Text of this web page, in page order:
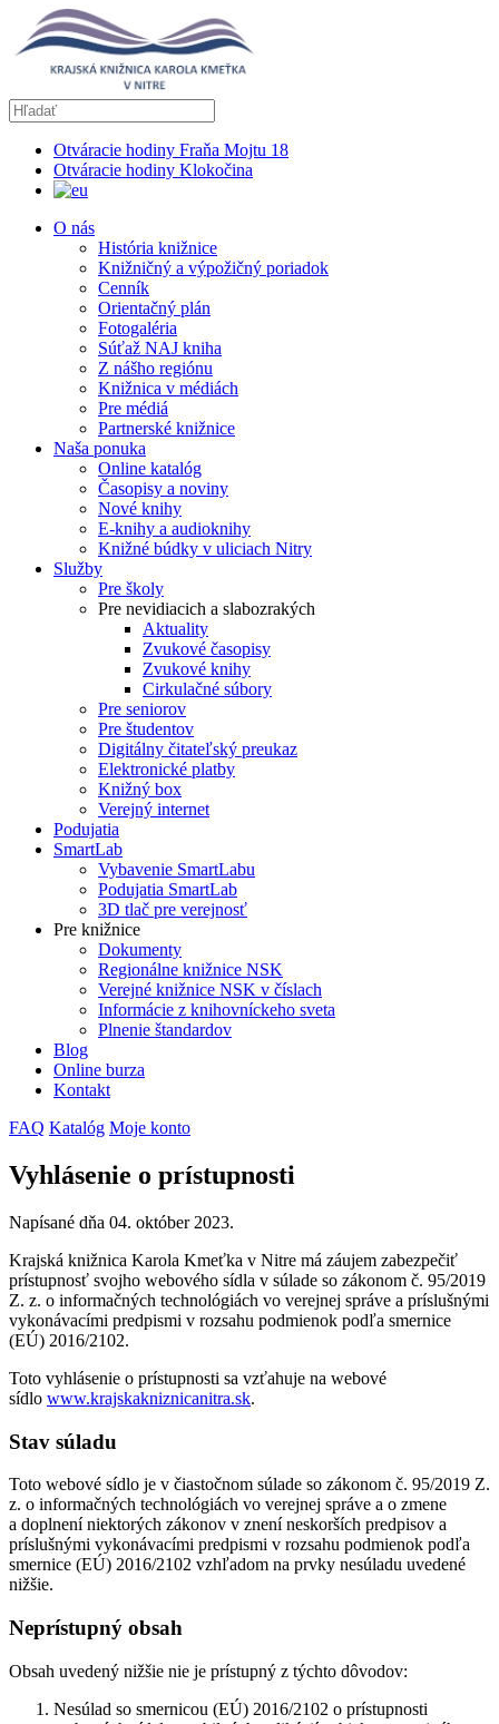
Otváracie hodiny Fraňa Mojtu 18
Otváracie hodiny Klokočina
O nás
História knižnice
Knižničný a výpožičný poriadok
Cenník
Orientačný plán
Fotogaléria
Súťaž NAJ kniha
Z nášho regiónu
Knižnica v médiách
Pre médiá
Partnerské knižnice
Naša ponuka
Online katalóg
Časopisy a noviny
Nové knihy
E-knihy a audioknihy
Knižné búdky v uliciach Nitry
Služby
Pre školy
Pre nevidiacich a slabozrakých
Aktuality
Zvukové časopisy
Zvukové knihy
Cirkulačné súbory
Pre seniorov
Pre študentov
Digitálny čitateľský preukaz
Elektronické platby
Knižný box
Verejný internet
Podujatia
SmartLab
Vybavenie SmartLabu
Podujatia SmartLab
3D tlač pre verejnosť
Pre knižnice
Dokumenty
Regionálne knižnice NSK
Verejné knižnice NSK v číslach
Informácie z knihovníckeho sveta
Plnenie štandardov
Blog
Online burza
Kontakt
FAQ Katalóg Moje konto
Vyhlásenie o prístupnosti
Napísané dňa 04. október 2023.
Krajská knižnica Karola Kmeťka v Nitre má záujem zabezpečiť
prístupnosť svojho webového sídla v súlade so zákonom č. 95/2019
Z. z. o informačných technológiách vo verejnej správe a príslušnými
vykonávacími predpismi v rozsahu podmienok podľa smernice
(EÚ) 2016/2102.
Toto vyhlásenie o prístupnosti sa vzťahuje na webové
sídlo www.krajskakniznicanitra.sk.
Stav súladu
Toto webové sídlo je v čiastočnom súlade so zákonom č. 95/2019 Z.
z. o informačných technológiách vo verejnej správe a o zmene
a doplnení niektorých zákonov v znení neskorších predpisov a
príslušnými vykonávacími predpismi v rozsahu podmienok podľa
smernice (EÚ) 2016/2102 vzhľadom na prvky nesúladu uvedené
nižšie.
Neprístupný obsah
Obsah uvedený nižšie nie je prístupný z týchto dôvodov:
Nesúlad so smernicou (EÚ) 2016/2102 o prístupnosti